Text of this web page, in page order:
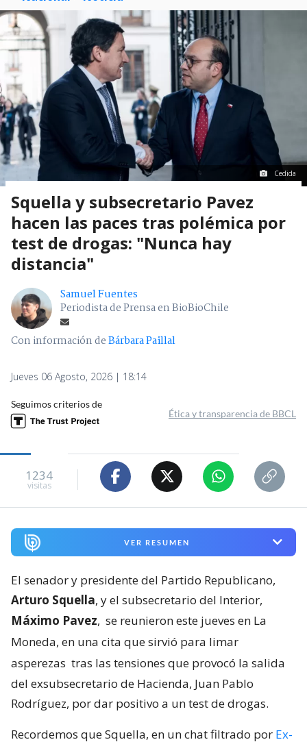
Cedida
Squella y subsecretario Pavez
hacen las paces tras polémica por
test de drogas: "Nunca hay
distancia"
Samuel Fuentes
Periodista de Prensa en BioBioChile
Con información deBárbara Paillal
Jueves 06 Agosto, 2026 | 18:14
Seguimos criterios de
Ética y transparencia de BBCL
1234
visitas
VER RESUMEN
El senador y presidente del Partido Republicano,
Arturo Squella, y el subsecretario del Interior,
Máximo Pavez, se reunieron este jueves en La
Moneda, en una cita que sirvió para limar
asperezas tras las tensiones que provocó la salida
del exsubsecretario de Hacienda, Juan Pablo
Rodríguez, por dar positivo a un test de drogas.
Recordemos que Squella, en un chat filtrado por Ex-